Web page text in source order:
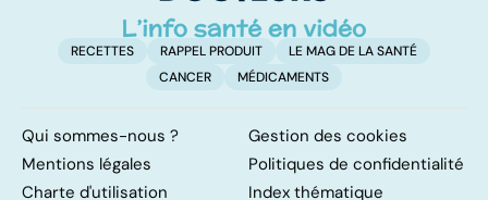
RECETTES RAPPEL PRODUIT
LE MAG DE LA SANTÉ
CANCER
MÉDICAMENTS
Qui sommes-nous ?
Gestion des cookies
Mentions légales
Politiques de confidentialité
Charte d'utilisation
Index thématique